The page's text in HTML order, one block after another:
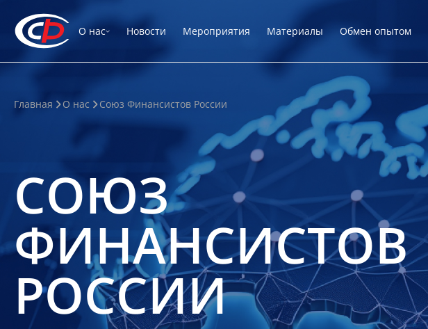
О нас Новости Мероприятия Материалы Обмен опытом
Главная О нас Союз Финансистов России
СОЮЗ
ФИНАНСИСТОВ
РОССИИ